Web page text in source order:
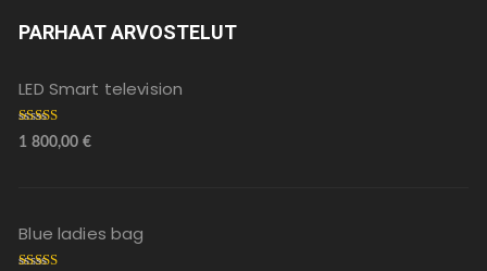
PARHAAT ARVOSTELUT
LED Smart television
Arvostelu
tuotteesta:
1 800,00 €
Blue ladies bag